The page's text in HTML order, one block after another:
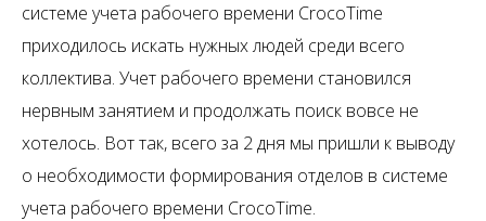
системе учета рабочего времени CrocoTime
приходилось искать нужных людей среди всего
коллектива. Учет рабочего времени становился
нервным занятием и продолжать поиск вовсе не
хотелось. Вот так, всего за 2 дня мы пришли к выводу
о необходимости формирования отделов в системе
учета рабочего времени CrocoTime.